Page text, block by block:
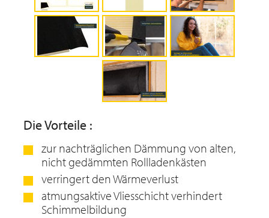
Die Vorteile :
zur nachträglichen Dämmung von alten,
nicht gedämmten Rollladenkästen
verringert den Wärmeverlust
atmungsaktive Vliesschicht verhindert
Schimmelbildung